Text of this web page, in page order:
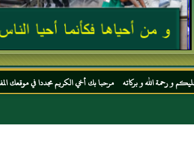
مرحبا بك أخي الكريم مجددا في موقعك المفضل المحجة